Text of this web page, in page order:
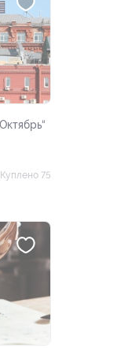
Куплено 75